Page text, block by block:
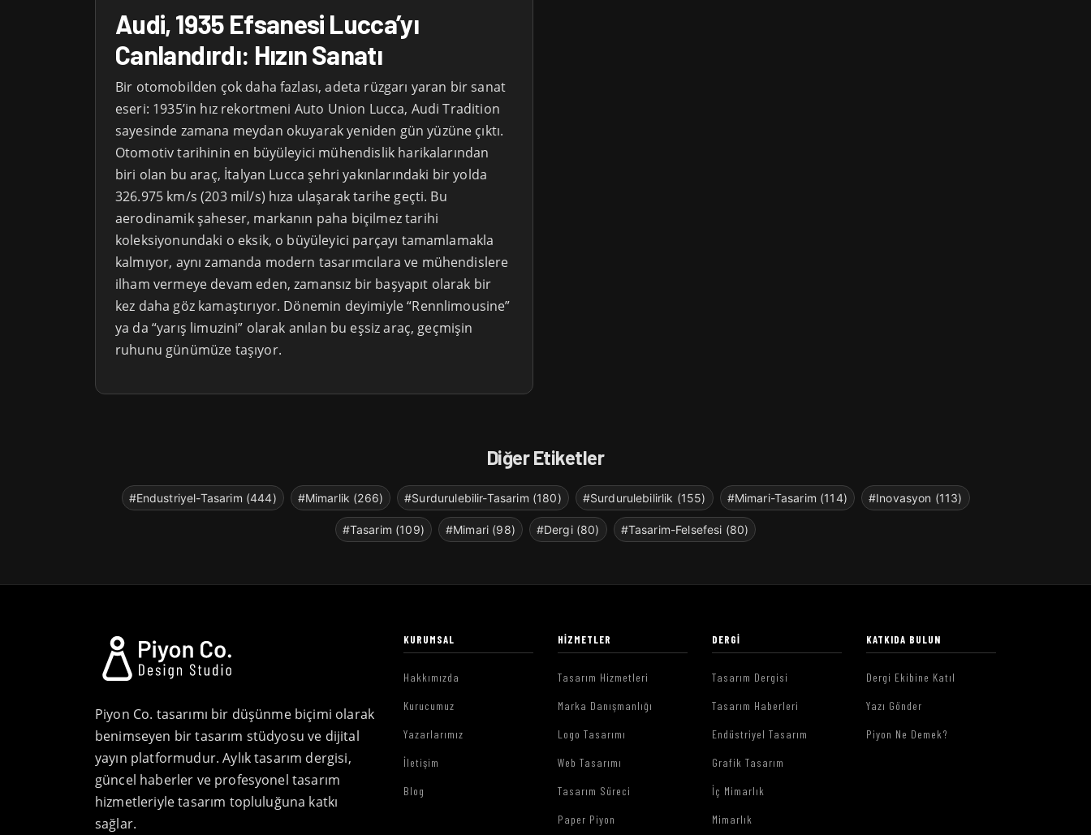
Audi, 1935 Efsanesi Lucca’yı
Canlandırdı: Hızın Sanatı
Bir otomobilden çok daha fazlası, adeta rüzgarı yaran bir sanat
eseri: 1935’in hız rekortmeni Auto Union Lucca, Audi Tradition
sayesinde zamana meydan okuyarak yeniden gün yüzüne çıktı.
Otomotiv tarihinin en büyüleyici mühendislik harikalarından
biri olan bu araç, İtalyan Lucca şehri yakınlarındaki bir yolda
326.975 km/s (203 mil/s) hıza ulaşarak tarihe geçti. Bu
aerodinamik şaheser, markanın paha biçilmez tarihi
koleksiyonundaki o eksik, o büyüleyici parçayı tamamlamakla
kalmıyor, aynı zamanda modern tasarımcılara ve mühendislere
ilham vermeye devam eden, zamansız bir başyapıt olarak bir
kez daha göz kamaştırıyor. Dönemin deyimiyle “Rennlimousine”
ya da “yarış limuzini” olarak anılan bu eşsiz araç, geçmişin
ruhunu günümüze taşıyor.
Diğer Etiketler
#Endustriyel-Tasarim (444) #Mimarlik (266) #Surdurulebilir-Tasarim (180) #Surdurulebilirlik (155) #Mimari-Tasarim (114) #Inovasyon (113)
#Tasarim (109) #Mimari (98) #Dergi (80) #Tasarim-Felsefesi (80)
Piyon Co. tasarımı bir düşünme biçimi olarak
benimseyen bir tasarım stüdyosu ve dijital
yayın platformudur. Aylık tasarım dergisi,
güncel haberler ve profesyonel tasarım
hizmetleriyle tasarım topluluğuna katkı
sağlar.
KURUMSAL
Hakkımızda
Kurucumuz
Yazarlarımız
İletişim
Blog
HIZMETLER
Tasarım Hizmetleri
Marka Danışmanlığı
Logo Tasarımı
Web Tasarımı
Tasarım Süreci
Paper Piyon
DERGI
Tasarım Dergisi
Tasarım Haberleri
Endüstriyel Tasarım
Grafik Tasarım
İç Mimarlık
Mimarlık
KATKIDA BULUN
Dergi Ekibine Katıl
Yazı Gönder
Piyon Ne Demek?